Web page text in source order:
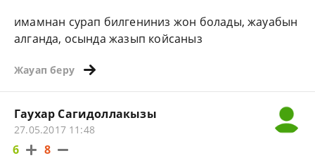
имамнан сурап билгениниз жон болады, жауабын
алганда, осында жазып койсаныз
Жауап беру
Гаухар Сагидоллакызы
27.05.2017 11:48
6 8